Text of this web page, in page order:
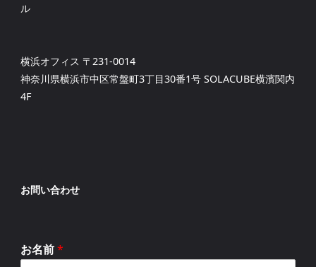
ル
横浜オフィス 〒231-0014
神奈川県横浜市中区常盤町3丁目30番1号 SOLACUBE横濱関内
4F
お問い合わせ
お名前*